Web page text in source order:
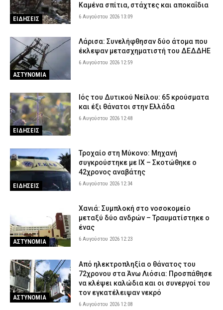
ΕΙΔΗΣΕΙΣ
Καμένα σπίτια, στάχτες και αποκαΐδια
6 Αυγούστου 2026 13:09
ΑΣΤΥΝΟΜΙΑ
Λάρισα: Συνελήφθησαν δύο άτομα που
έκλεψαν μετασχηματιστή του ΔΕΔΔΗΕ
6 Αυγούστου 2026 12:59
ΕΙΔΗΣΕΙΣ
Ιός του Δυτικού Νείλου: 65 κρούσματα
και έξι θάνατοι στην Ελλάδα
6 Αυγούστου 2026 12:48
ΕΙΔΗΣΕΙΣ
Τροχαίο στη Μύκονο: Μηχανή
συγκρούστηκε με ΙΧ – Σκοτώθηκε ο
42χρονος αναβάτης
6 Αυγούστου 2026 12:34
ΑΣΤΥΝΟΜΙΑ
Χανιά: Συμπλοκή στο νοσοκομείο
μεταξύ δύο ανδρών – Τραυματίστηκε ο
ένας
6 Αυγούστου 2026 12:23
ΑΣΤΥΝΟΜΙΑ
Από ηλεκτροπληξία ο θάνατος του
72χρονου στα Άνω Λιόσια: Προσπάθησε
να κλέψει καλώδια και οι συνεργοί του
τον εγκατέλειψαν νεκρό
6 Αυγούστου 2026 12:08